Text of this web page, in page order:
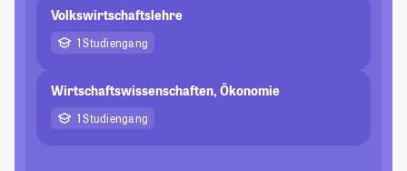
Volkswirtschaftslehre
1 Studiengang
Wirtschaftswissenschaften, Ökonomie
1 Studiengang